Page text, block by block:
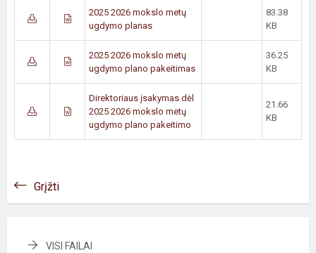
2025 2026 mokslo metų
ugdymo planas
83.38
KB
2025 2026 mokslo metų
ugdymo plano pakeitimas
36.25
KB
Direktoriaus įsakymas dėl
2025 2026 mokslo metų
ugdymo plano pakeitimo
21.66
KB
Grįžti
VISI FAILAI